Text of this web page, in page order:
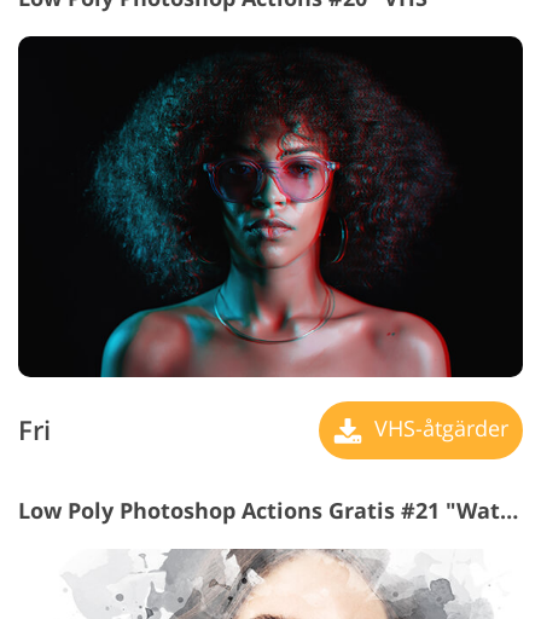
Fri VHS-åtgärder
Low Poly Photoshop Actions Gratis #21 "Watercolor"